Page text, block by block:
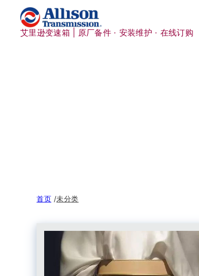
艾里逊变速箱 | 原厂备件 · 安装维护 · 在线订购
首页 /未分类